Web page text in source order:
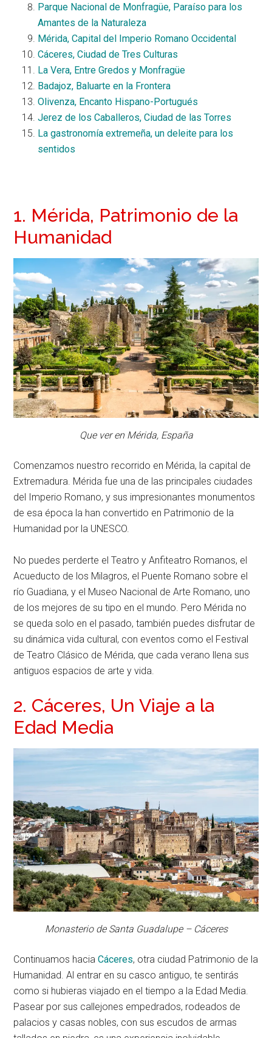
Parque Nacional de Monfragüe, Paraíso para los
Amantes de la Naturaleza
Mérida, Capital del Imperio Romano Occidental
Cáceres, Ciudad de Tres Culturas
La Vera, Entre Gredos y Monfragüe
Badajoz, Baluarte en la Frontera
Olivenza, Encanto Hispano-Portugués
Jerez de los Caballeros, Ciudad de las Torres
La gastronomía extremeña, un deleite para los
sentidos
1. Mérida, Patrimonio de la
Humanidad
Que ver en Mérida, España
Comenzamos nuestro recorrido en Mérida, la capital de
Extremadura. Mérida fue una de las principales ciudades
del Imperio Romano, y sus impresionantes monumentos
de esa época la han convertido en Patrimonio de la
Humanidad por la UNESCO.
No puedes perderte el Teatro y Anfiteatro Romanos, el
Acueducto de los Milagros, el Puente Romano sobre el
río Guadiana, y el Museo Nacional de Arte Romano, uno
de los mejores de su tipo en el mundo. Pero Mérida no
se queda solo en el pasado, también puedes disfrutar de
su dinámica vida cultural, con eventos como el Festival
de Teatro Clásico de Mérida, que cada verano llena sus
antiguos espacios de arte y vida.
2. Cáceres, Un Viaje a la
Edad Media
Monasterio de Santa Guadalupe – Cáceres
Continuamos haciaCáceres, otra ciudad Patrimonio de la
Humanidad. Al entrar en su casco antiguo, te sentirás
como si hubieras viajado en el tiempo a la Edad Media.
Pasear por sus callejones empedrados, rodeados de
palacios y casas nobles, con sus escudos de armas